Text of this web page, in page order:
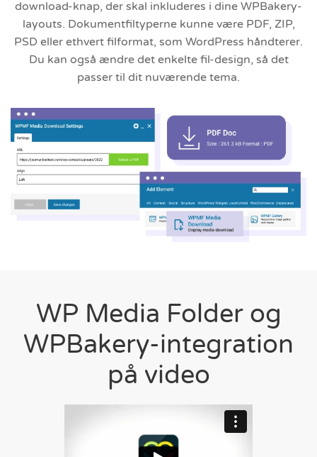
download-knap, der skal inkluderes i dine WPBakery-
layouts. Dokumentfiltyperne kunne være PDF, ZIP,
PSD eller ethvert filformat, som WordPress håndterer.
Du kan også ændre det enkelte fil-design, så det
passer til dit nuværende tema.
WP Media Folder og
WPBakery-integration
på video